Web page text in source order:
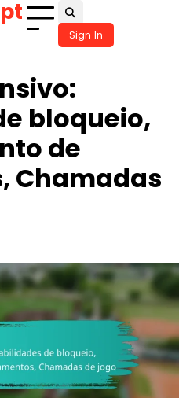
Sign In
bloqueio,
de
Chamadas